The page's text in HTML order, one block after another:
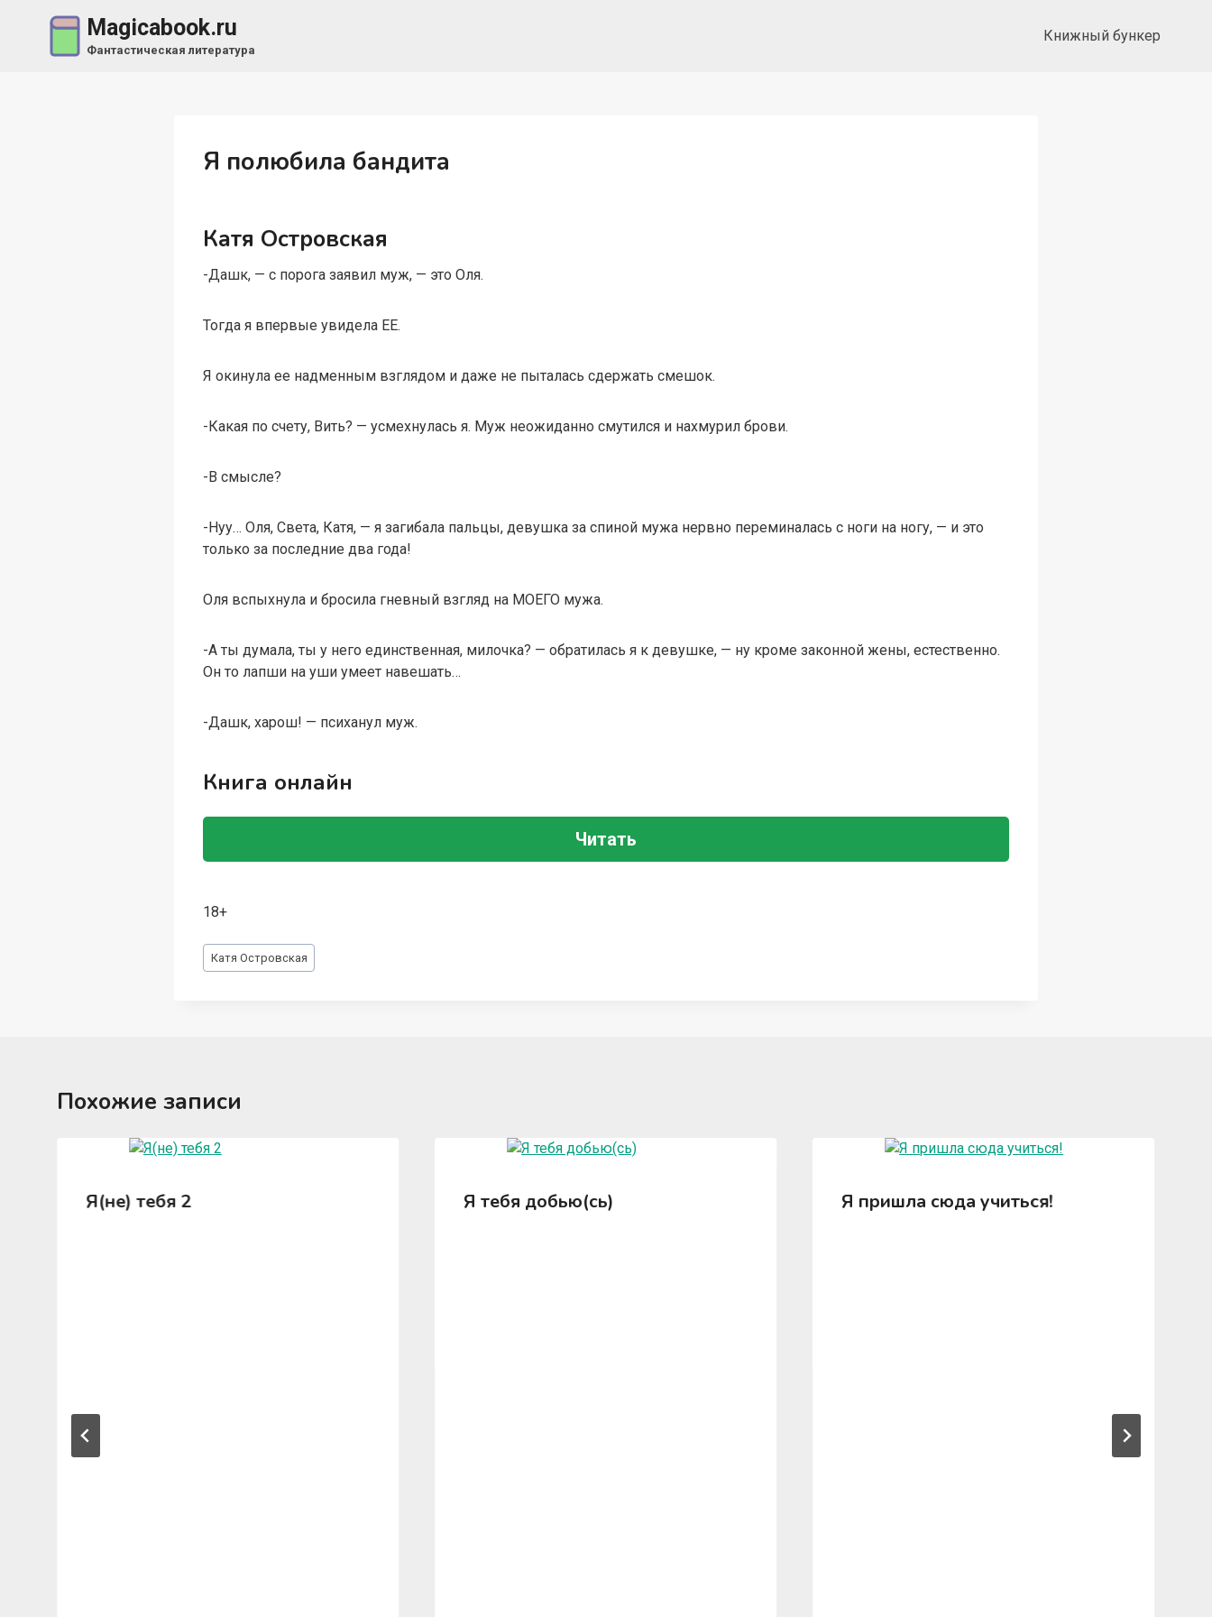
содержимому
Magicabook.ru
Фантастическая литература
Книжный бункер
Я полюбила бандита
Катя Островская
-Дашк, — с порога заявил муж, — это Оля.
Тогда я впервые увидела ЕЕ.
Я окинула ее надменным взглядом и даже не пыталась сдержать смешок.
-Какая по счету, Вить? — усмехнулась я. Муж неожиданно смутился и нахмурил брови.
-В смысле?
-Нуу… Оля, Света, Катя, — я загибала пальцы, девушка за спиной мужа нервно переминалась с ноги на ногу, — и это
только за последние два года!
Оля вспыхнула и бросила гневный взгляд на МОЕГО мужа.
-А ты думала, ты у него единственная, милочка? — обратилась я к девушке, — ну кроме законной жены, естественно.
Он то лапши на уши умеет навешать…
-Дашк, харош! — психанул муж.
Книга онлайн
Читать
18+
Метки
записи:
Катя Островская
Похожие записи
Я(не) тебя 2 Я тебя добью(сь) Я пришла сюда учиться!